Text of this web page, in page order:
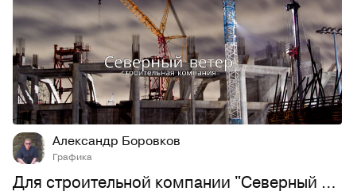
6 630
Александр Боровков
Графика
Для строительной компании "Северный ветер"